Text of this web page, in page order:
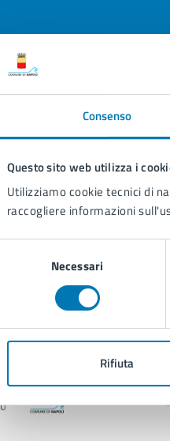
Consenso
Questo sito web utilizza i
Utilizziamo cookie tecnici di
raccogliere informazioni
Necessari
Rifiuta